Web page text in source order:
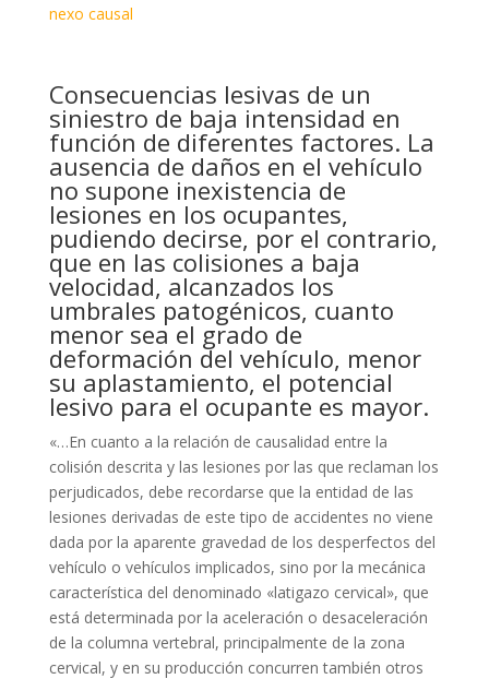
nexo causal
Consecuencias lesivas de un
siniestro de baja intensidad en
función de diferentes factores. La
ausencia de daños en el vehículo
no supone inexistencia de
lesiones en los ocupantes,
pudiendo decirse, por el contrario,
que en las colisiones a baja
velocidad, alcanzados los
umbrales patogénicos, cuanto
menor sea el grado de
deformación del vehículo, menor
su aplastamiento, el potencial
lesivo para el ocupante es mayor.
«…En cuanto a la relación de causalidad entre la
colisión descrita y las lesiones por las que reclaman los
perjudicados, debe recordarse que la entidad de las
lesiones derivadas de este tipo de accidentes no viene
dada por la aparente gravedad de los desperfectos del
vehículo o vehículos implicados, sino por la mecánica
característica del denominado «latigazo cervical», que
está determinada por la aceleración o desaceleración
de la columna vertebral, principalmente de la zona
cervical, y en su producción concurren también otros